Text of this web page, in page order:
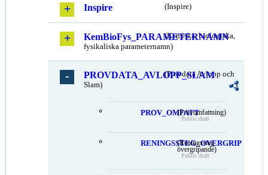
Inspire (Inspire)
KemBioFys_PARAMETERNAMN
(Kemiska, biologiska,
fysikaliska parameternamn)
PROVDATA_AVLOPP_SLAM
(Provdata Avlopp och
Slam)
PROV_OMFATT(Provomfattning)
Public draft
RENINGSSTEG_OVERGRIP
(Reningssteg
övergripande)
Public draft